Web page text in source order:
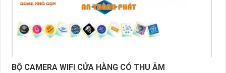
BỘ CAMERA WIFI CỬA HÀNG CÓ THU ÂM